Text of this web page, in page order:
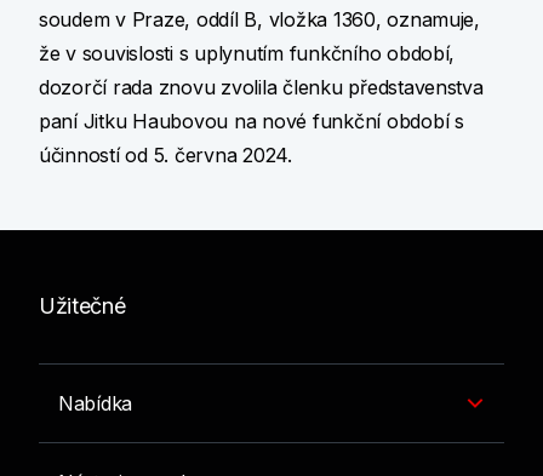
soudem v Praze, oddíl B, vložka 1360, oznamuje,
že v souvislosti s uplynutím funkčního období,
dozorčí rada znovu zvolila členku představenstva
paní Jitku Haubovou na nové funkční období s
účinností od 5. června 2024.
Užitečné
Nabídka